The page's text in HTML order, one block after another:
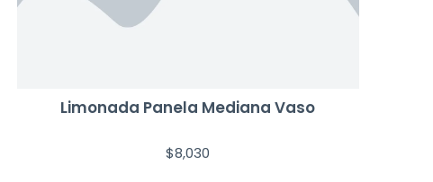
Limonada Panela Mediana Vaso
$8,030